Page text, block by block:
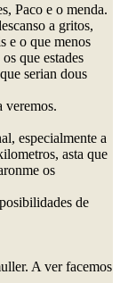
Paco e o menda.
a gritos,
e o que menos
que estades
serian dous
veremos.
especialmente a
asta que
os
de
A ver facemos